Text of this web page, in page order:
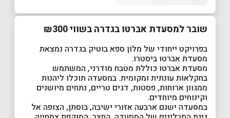
שובר למסעדת אברטו בגדרה בשווי ₪300
בפרויקט ייחודי של מלון ספא בוטיק בגדרה נמצאת
מסעדת אברטו ביסטרו.
מסעדת אברטו כוללת מטבח מודרני, המשתמש
בחקלאות עונתית ומקומית. במסעדה תוכלו ליהנות
ממגוון ארוחות, פסטות, דגים טריים, נתחים מיושנים
וקינוחים מיוחדים.
במסעדה ישנם ארבעה אזורי ישיבה, בוסתן, הצופה אל